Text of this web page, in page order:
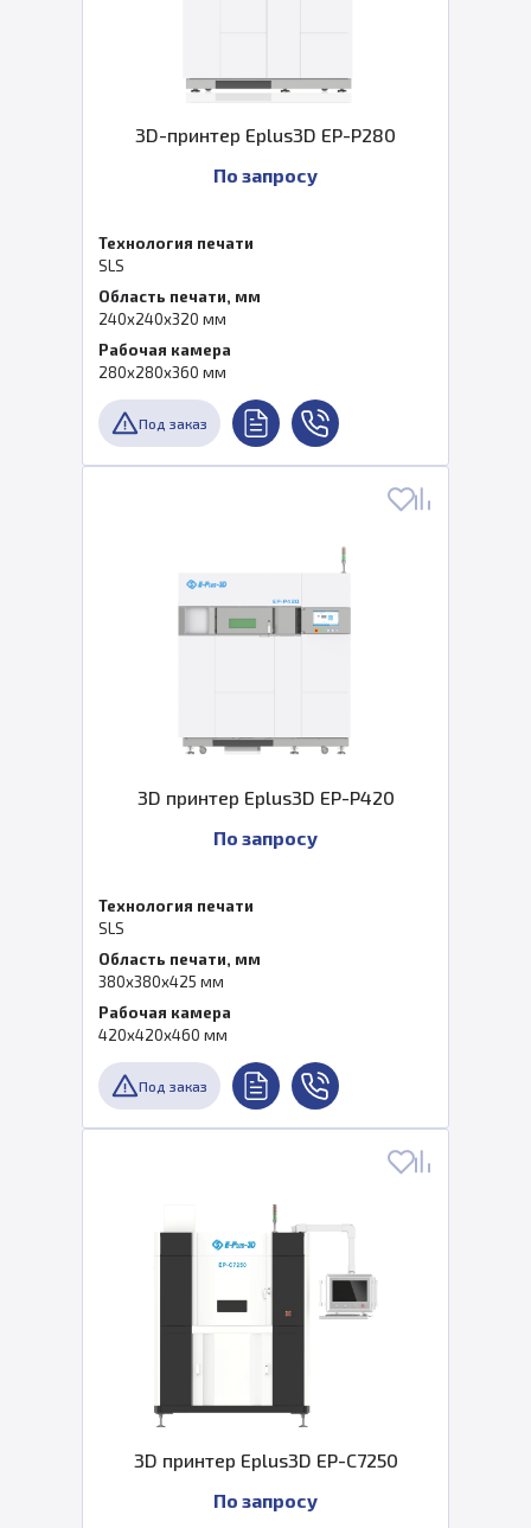
3D-принтер Eplus3D EP-P280
По запросу
Технология печати
SLS
Область печати, мм
240x240x320 мм
Рабочая камера
280x280x360 мм
Под заказ
3D принтер Eplus3D EP-P420
По запросу
Технология печати
SLS
Область печати, мм
380x380x425 мм
Рабочая камера
420x420x460 мм
Под заказ
3D принтер Eplus3D EP-C7250
По запросу